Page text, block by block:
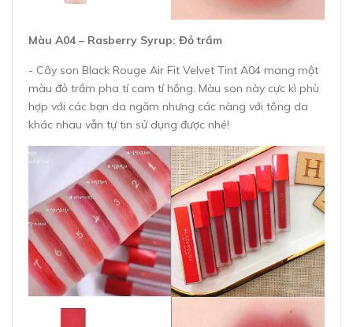
Màu A04 – Rasberry Syrup: Đỏ trầm
- Cây son Black Rouge Air Fit Velvet Tint A04 mang một
màu đỏ trầm pha tí cam tí hồng. Màu son này cực kì phù
hợp với các bạn da ngăm nhưng các nàng với tông da
khác nhau vẫn tự tin sử dụng được nhé!